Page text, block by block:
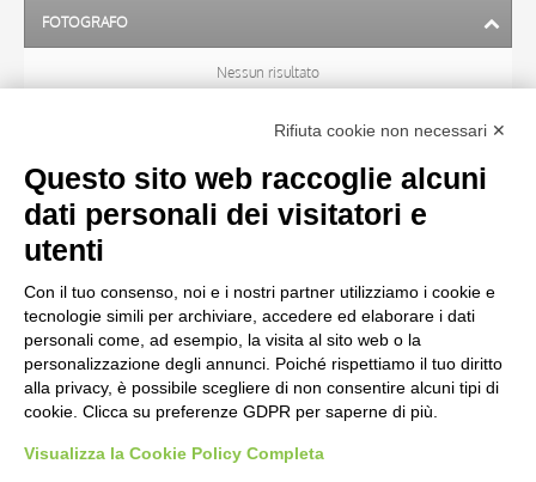
FOTOGRAFO
Nessun risultato
TITOLO
MATERIA E TECNICA
CRONOLOGIA
Rifiuta cookie non necessari ✕
Questo sito web raccoglie alcuni
dati personali dei visitatori e
utenti
Con il tuo consenso, noi e i nostri partner utilizziamo i cookie e
tecnologie simili per archiviare, accedere ed elaborare i dati
personali come, ad esempio, la visita al sito web o la
personalizzazione degli annunci. Poiché rispettiamo il tuo diritto
alla privacy, è possibile scegliere di non consentire alcuni tipi di
cookie. Clicca su preferenze GDPR per saperne di più.
Visualizza la Cookie Policy Completa